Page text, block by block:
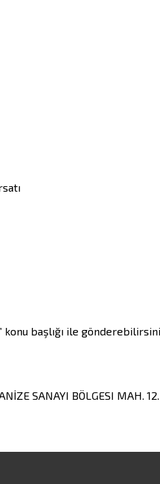
konu başlığı ile
SANAYI BÖLGESI MAH.